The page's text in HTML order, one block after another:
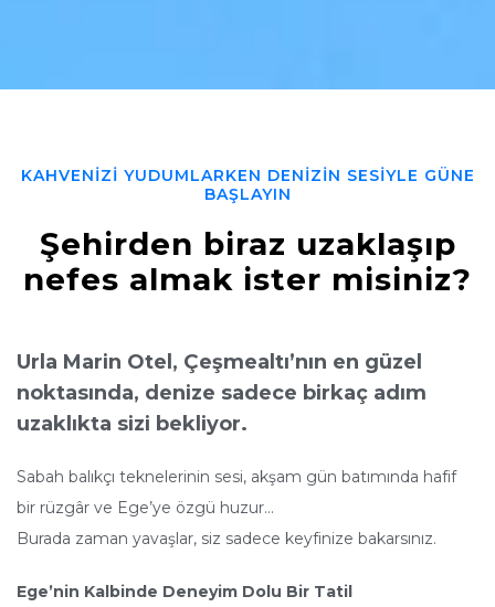
KAHVENIZI YUDUMLARKEN DENIZIN SESIYLE GÜNE
BAŞLAYIN
Şehirden biraz uzaklaşıp
nefes almak ister misiniz?
Urla Marin Otel, Çeşmealtı’nın en güzel
noktasında, denize sadece birkaç adım
uzaklıkta sizi bekliyor.
Sabah balıkçı teknelerinin sesi, akşam gün batımında hafif
bir rüzgâr ve Ege’ye özgü huzur…
Burada zaman yavaşlar, siz sadece keyfinize bakarsınız.
Ege’nin Kalbinde Deneyim Dolu Bir Tatil